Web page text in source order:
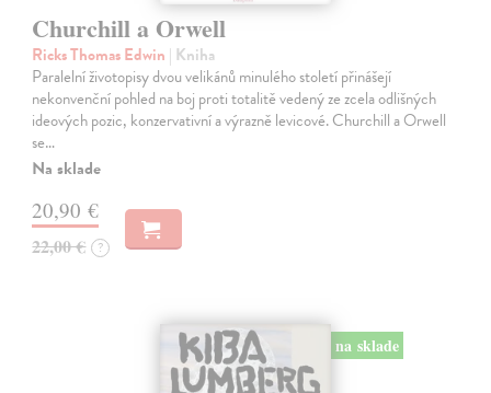
Churchill a Orwell
Ricks Thomas Edwin | Kniha
Paralelní životopisy dvou velikánů minulého století přinášejí
nekonvenční pohled na boj proti totalitě vedený ze zcela odlišných
ideových pozic, konzervativní a výrazně levicové. Churchill a Orwell
se…
Na sklade
20,90 €
22,00 € ?
na sklade